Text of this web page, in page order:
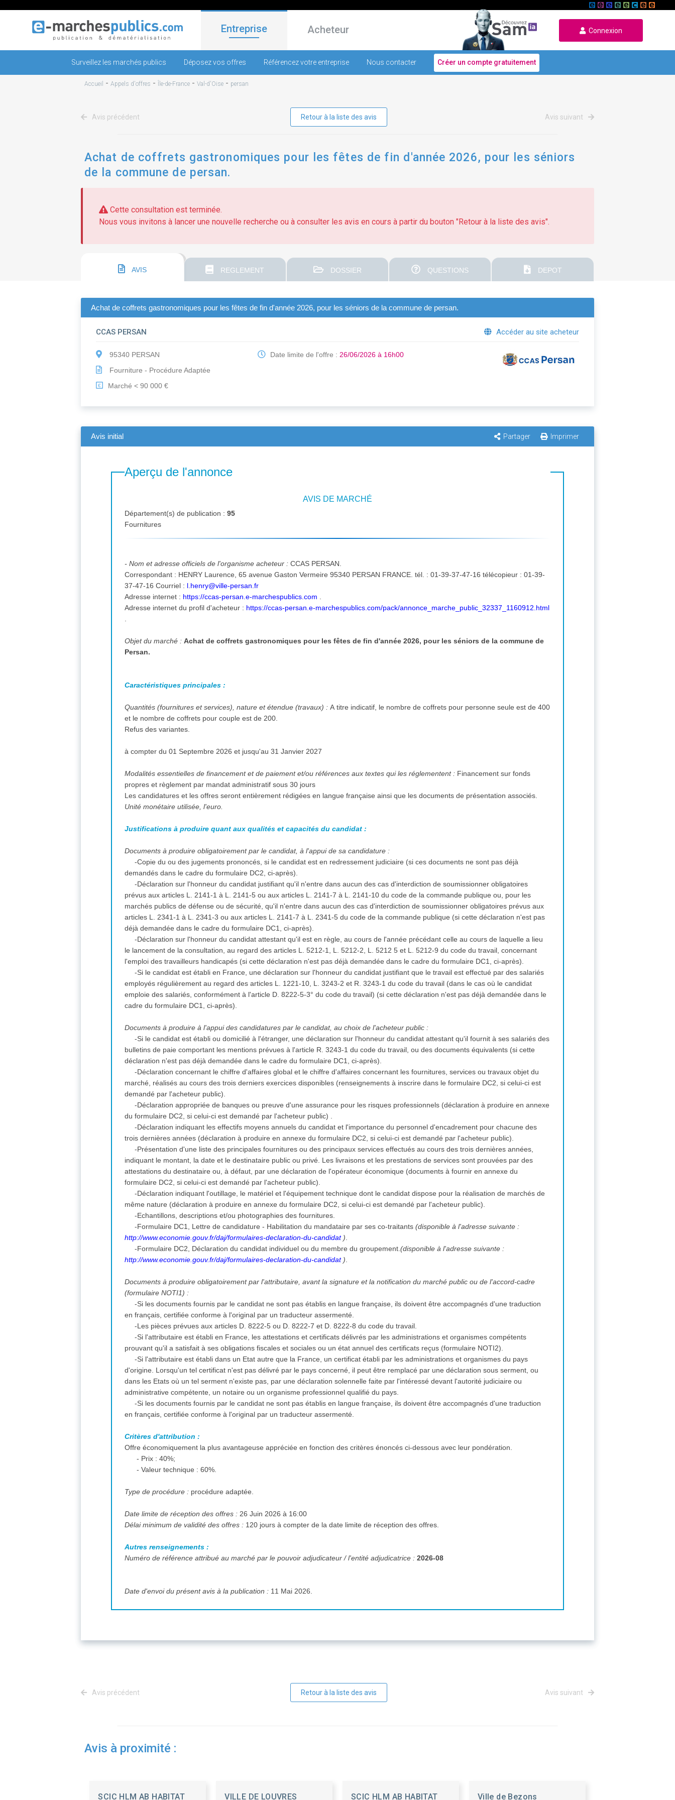
Entreprise Acheteur Connexion
Surveillez les marchés publics Déposez vos offres Référencez votre entreprise Nous contacter Créer un compte gratuitement
Accueil - Appels d'offres - Île-de-France - Val-d'Oise - persan
Avis précédent Retour à la liste des avis Avis suivant
Achat de coffrets gastronomiques pour les fêtes de fin d'année 2026, pour les séniors
de la commune de persan.
Cette consultation est terminée.
Nous vous invitons à lancer une nouvelle recherche ou à consulter les avis en cours à partir du bouton "Retour à la liste des avis".
AVIS REGLEMENT DOSSIER QUESTIONS DEPOT
Achat de coffrets gastronomiques pour les fêtes de fin d'année 2026, pour les séniors de la commune de persan.
CCAS PERSAN Accéder au site acheteur
95340 PERSAN
Fourniture - Procédure Adaptée
€ Marché < 90 000 €
Date limite de l'offre :26/06/2026 à 16h00
Avis initial Partager Imprimer
Aperçu de l'annonce
AVIS DE MARCHÉ
Département(s) de publication :95
Fournitures
- Nom et adresse officiels de l'organisme acheteur :CCAS PERSAN.
Correspondant : HENRY Laurence, 65 avenue Gaston Vermeire 95340 PERSAN FRANCE. tél. : 01-39-37-47-16 télécopieur : 01-39-
37-47-16 Courriel : l.henry@ville-persan.fr
Adresse internet : https://ccas-persan.e-marchespublics.com
Adresse internet du profil d'acheteur : https://ccas-persan.e-marchespublics.com/pack/annonce_marche_public_32337_1160912.html
Objet du marché :Achat de coffrets gastronomiques pour les fêtes de fin d'année 2026, pour les séniors de la commune de
Persan.
Caractéristiques principales :
Quantités (fournitures et services), nature et étendue (travaux) : A titre indicatif, le nombre de coffrets pour personne seule est de 400
et le nombre de coffrets pour couple est de 200.
Refus des variantes.
à compter du 01 Septembre 2026 et jusqu'au 31 Janvier 2027
Modalités essentielles de financement et de paiement et/ou références aux textes qui les réglementent : Financement sur fonds
propres et règlement par mandat administratif sous 30 jours
Les candidatures et les offres seront entièrement rédigées en langue française ainsi que les documents de présentation associés.
Unité monétaire utilisée, l'euro.
Justifications à produire quant aux qualités et capacités du candidat :
Documents à produire obligatoirement par le candidat, à l'appui de sa candidature :
-Copie du ou des jugements prononcés, si le candidat est en redressement judiciaire (si ces documents ne sont pas déjà
demandés dans le cadre du formulaire DC2, ci-après).
-Déclaration sur l'honneur du candidat justifiant qu'il n'entre dans aucun des cas d'interdiction de soumissionner obligatoires
prévus aux articles L. 2141-1 à L. 2141-5 ou aux articles L. 2141-7 à L. 2141-10 du code de la commande publique ou, pour les
marchés publics de défense ou de sécurité, qu'il n'entre dans aucun des cas d'interdiction de soumissionner obligatoires prévus aux
articles L. 2341-1 à L. 2341-3 ou aux articles L. 2141-7 à L. 2341-5 du code de la commande publique (si cette déclaration n'est pas
déjà demandée dans le cadre du formulaire DC1, ci-après).
-Déclaration sur l'honneur du candidat attestant qu'il est en règle, au cours de l'année précédant celle au cours de laquelle a lieu
le lancement de la consultation, au regard des articles L. 5212-1, L. 5212-2, L. 5212 5 et L. 5212-9 du code du travail, concernant
l'emploi des travailleurs handicapés (si cette déclaration n'est pas déjà demandée dans le cadre du formulaire DC1, ci-après).
-Si le candidat est établi en France, une déclaration sur l'honneur du candidat justifiant que le travail est effectué par des salariés
employés régulièrement au regard des articles L. 1221-10, L. 3243-2 et R. 3243-1 du code du travail (dans le cas où le candidat
emploie des salariés, conformément à l'article D. 8222-5-3° du code du travail) (si cette déclaration n'est pas déjà demandée dans le
cadre du formulaire DC1, ci-après).
Documents à produire à l'appui des candidatures par le candidat, au choix de l'acheteur public :
-Si le candidat est établi ou domicilié à l'étranger, une déclaration sur l'honneur du candidat attestant qu'il fournit à ses salariés des
bulletins de paie comportant les mentions prévues à l'article R. 3243-1 du code du travail, ou des documents équivalents (si cette
déclaration n'est pas déjà demandée dans le cadre du formulaire DC1, ci-après).
-Déclaration concernant le chiffre d'affaires global et le chiffre d'affaires concernant les fournitures, services ou travaux objet du
marché, réalisés au cours des trois derniers exercices disponibles (renseignements à inscrire dans le formulaire DC2, si celui-ci est
demandé par l'acheteur public).
-Déclaration appropriée de banques ou preuve d'une assurance pour les risques professionnels (déclaration à produire en annexe
du formulaire DC2, si celui-ci est demandé par l'acheteur public) .
-Déclaration indiquant les effectifs moyens annuels du candidat et l'importance du personnel d'encadrement pour chacune des
trois dernières années (déclaration à produire en annexe du formulaire DC2, si celui-ci est demandé par l'acheteur public).
-Présentation d'une liste des principales fournitures ou des principaux services effectués au cours des trois dernières années,
indiquant le montant, la date et le destinataire public ou privé. Les livraisons et les prestations de services sont prouvées par des
attestations du destinataire ou, à défaut, par une déclaration de l'opérateur économique (documents à fournir en annexe du
formulaire DC2, si celui-ci est demandé par l'acheteur public).
-Déclaration indiquant l'outillage, le matériel et l'équipement technique dont le candidat dispose pour la réalisation de marchés de
même nature (déclaration à produire en annexe du formulaire DC2, si celui-ci est demandé par l'acheteur public).
-Echantillons, descriptions et/ou photographies des fournitures.
-Formulaire DC1, Lettre de candidature - Habilitation du mandataire par ses co-traitants(disponible à l'adresse suivante :
http://www.economie.gouv.fr/daj/formulaires-declaration-du-candidat)
-Formulaire DC2, Déclaration du candidat individuel ou du membre du groupement.(disponible à l'adresse suivante :
http://www.economie.gouv.fr/daj/formulaires-declaration-du-candidat)
Documents à produire obligatoirement par l'attributaire, avant la signature et la notification du marché public ou de l'accord-cadre
(formulaire NOTI1) :
-Si les documents fournis par le candidat ne sont pas établis en langue française, ils doivent être accompagnés d'une traduction
en français, certifiée conforme à l'original par un traducteur assermenté.
-Les pièces prévues aux articles D. 8222-5 ou D. 8222-7 et D. 8222-8 du code du travail.
-Si l'attributaire est établi en France, les attestations et certificats délivrés par les administrations et organismes compétents
prouvant qu'il a satisfait à ses obligations fiscales et sociales ou un état annuel des certificats reçus (formulaire NOTI2).
-Si l'attributaire est établi dans un Etat autre que la France, un certificat établi par les administrations et organismes du pays
d'origine. Lorsqu'un tel certificat n'est pas délivré par le pays concerné, il peut être remplacé par une déclaration sous serment, ou
dans les Etats où un tel serment n'existe pas, par une déclaration solennelle faite par l'intéressé devant l'autorité judiciaire ou
administrative compétente, un notaire ou un organisme professionnel qualifié du pays.
-Si les documents fournis par le candidat ne sont pas établis en langue française, ils doivent être accompagnés d'une traduction
en français, certifiée conforme à l'original par un traducteur assermenté.
Critères d'attribution :
Offre économiquement la plus avantageuse appréciée en fonction des critères énoncés ci-dessous avec leur pondération.
- Prix : 40%;
- Valeur technique : 60%.
Type de procédure : procédure adaptée.
Date limite de réception des offres : 26 Juin 2026 à 16:00
Délai minimum de validité des offres :
120 jours à compter de la date limite de réception des offres.
Autres renseignements :
Numéro de référence attribué au marché par le pouvoir adjudicateur / l'entité adjudicatrice :2026-08
Date d'envoi du présent avis à la publication : 11 Mai 2026.
Avis précédent Retour à la liste des avis Avis suivant
Avis à proximité :
SCIC HLM AB HABITAT VILLE DE LOUVRES SCIC HLM AB HABITAT Ville de Bezons